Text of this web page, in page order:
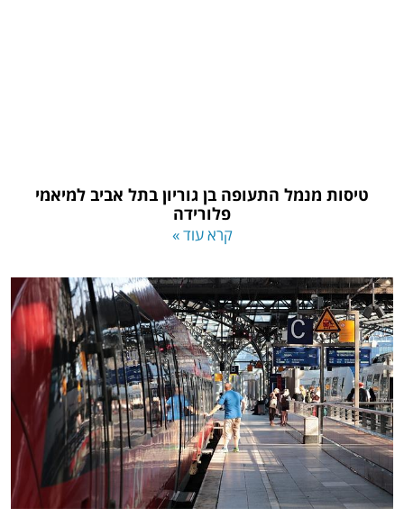
טיסות מנמל התעופה בן גוריון בתל אביב למיאמי
פלורידה
קרא עוד »